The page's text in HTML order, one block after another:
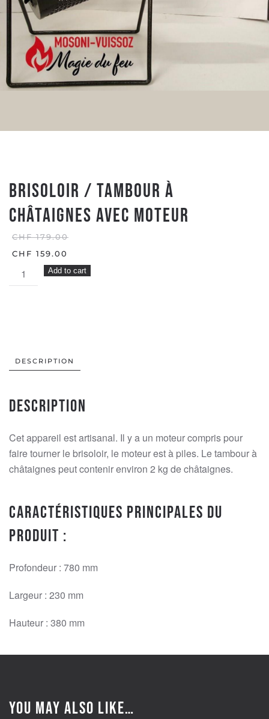
Brisoloir / Tambour à
châtaignes avec moteur
CHF179.00
ORIGINAL
WAS:
CHF 159.00
CURRENT
PRICE
IS:
Brisoloir
/
moteur
Add to cart
DESCRIPTION
Description
Cet appareil est artisanal. Il y a un moteur compris pour
faire tourner le brisoloir, le moteur est à piles. Le tambour à
châtaignes peut contenir environ 2 kg de châtaignes.
Caractéristiques principales du
produit :
Profondeur : 780 mm
Largeur : 230 mm
Hauteur : 380 mm
You may also like…